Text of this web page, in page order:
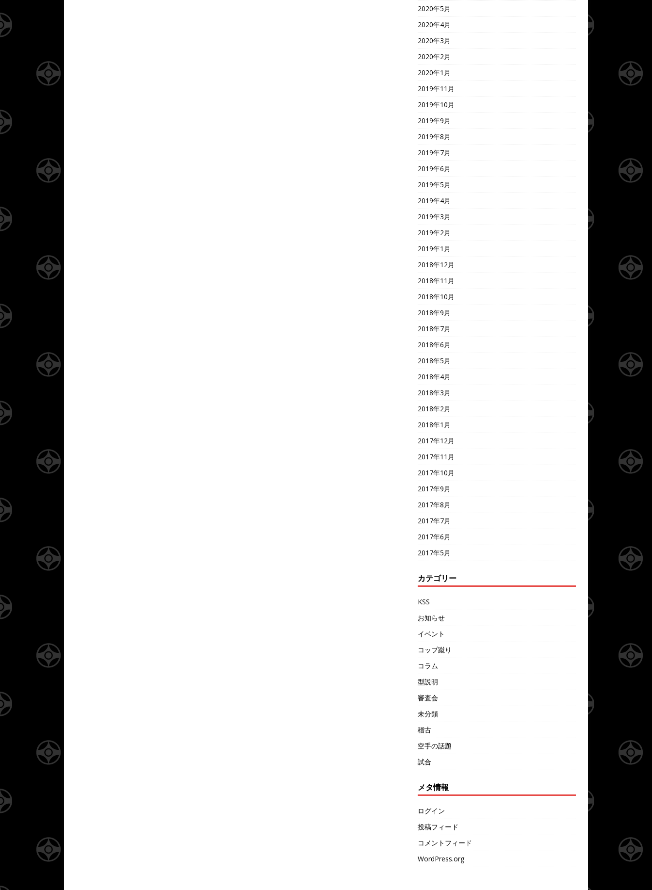
2020年5月
2020年4月
2020年3月
2020年2月
2020年1月
2019年11月
2019年10月
2019年9月
2019年8月
2019年7月
2019年6月
2019年5月
2019年4月
2019年3月
2019年2月
2019年1月
2018年12月
2018年11月
2018年10月
2018年9月
2018年7月
2018年6月
2018年5月
2018年4月
2018年3月
2018年2月
2018年1月
2017年12月
2017年11月
2017年10月
2017年9月
2017年8月
2017年7月
2017年6月
2017年5月
カテゴリー
KSS
お知らせ
イベント
コップ蹴り
コラム
型説明
審査会
未分類
稽古
空手の話題
試合
メタ情報
ログイン
投稿フィード
コメントフィード
WordPress.org